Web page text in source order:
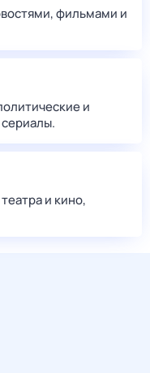
фильмами и
и
и кино,